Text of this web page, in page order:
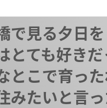
で見る夕日を
とても好き
とこで育っ
みたいと言